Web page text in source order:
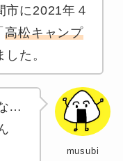
市に2021年４
高松キャンプ
た。
musubi
…